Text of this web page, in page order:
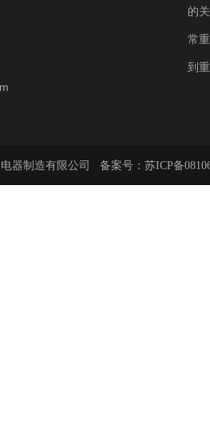
的
常
到
器制造有限公司 备案号： 苏ICP备